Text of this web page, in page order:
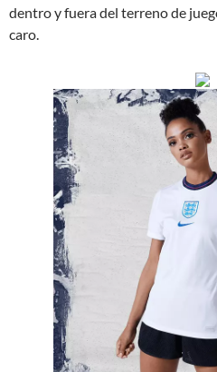
dentro y fuera del terreno de
caro.